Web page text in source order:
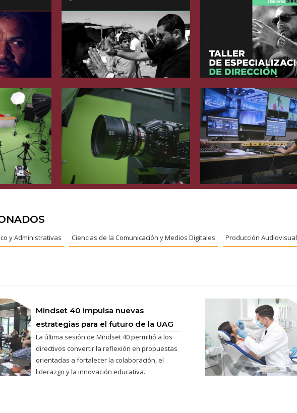
y Administrativas Ciencias de la Comunicación y Medios Digitales Producción Audiovisual
Mindset 40 impulsa nuevas
estrategias para el futuro de la UAG
La última sesión de Mindset 40 permitió a los
directivos convertir la reflexión en propuestas
orientadas a fortalecer la colaboración, el
liderazgo y la innovación educativa.